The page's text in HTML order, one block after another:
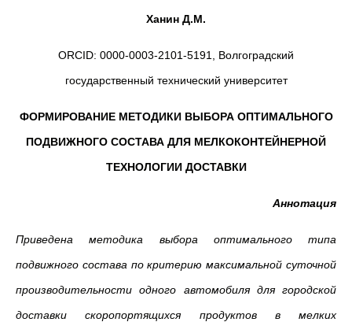
Ханин Д.М.
ORCID: 0000-0003-2101-5191, Волгоградский
государственный технический университет
ФОРМИРОВАНИЕ МЕТОДИКИ ВЫБОРА ОПТИМАЛЬНОГО
ПОДВИЖНОГО СОСТАВА ДЛЯ МЕЛКОКОНТЕЙНЕРНОЙ
ТЕХНОЛОГИИ ДОСТАВКИ
Аннотация
Приведена методика выбора оптимального типа
подвижного состава по критерию максимальной суточной
производительности одного автомобиля для городской
доставки скоропортящихся продуктов в мелких